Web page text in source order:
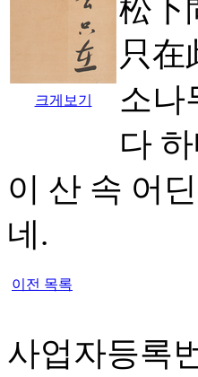
크게보기
松下
只在
소나
다
이 산 속 어
네.
이전 목록
사업자등록